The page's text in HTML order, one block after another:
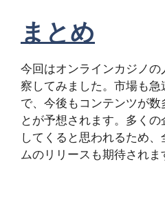
まとめ
今回はオンラインカジノ
察してみました。市場も
で、今後もコンテンツが
とが予想されます。多く
してくると思われるため
ムのリリースも期待されま